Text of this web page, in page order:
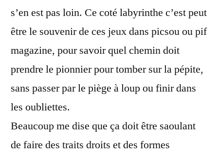
s’en est pas loin. Ce coté labyrinthe c’est peut
être le souvenir de ces jeux dans picsou ou pif
magazine, pour savoir quel chemin doit
prendre le pionnier pour tomber sur la pépite,
sans passer par le piège à loup ou finir dans
les oubliettes.
Beaucoup me dise que ça doit être saoulant
de faire des traits droits et des formes